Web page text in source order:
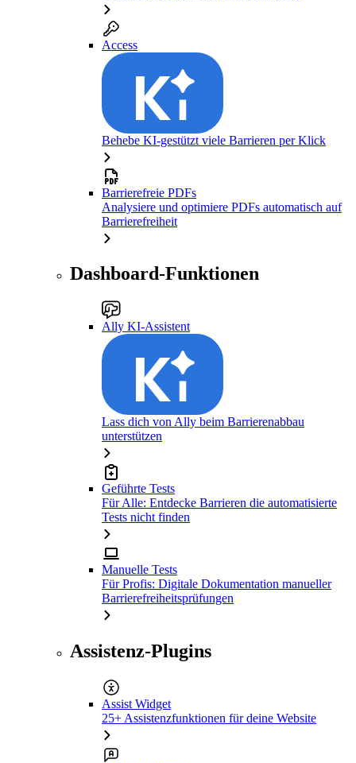
Access
Behebe KI-gestützt viele Barrieren per Klick
Barrierefreie PDFs
Analysiere und optimiere PDFs automatisch auf
Barrierefreiheit
Dashboard-Funktionen
Ally KI-Assistent
Lass dich von Ally beim Barrierenabbau
unterstützen
Geführte Tests
Für Alle: Entdecke Barrieren die automatisierte
Tests nicht finden
Manuelle Tests
Für Profis: Digitale Dokumentation manueller
Barrierefreiheitsprüfungen
Assistenz-Plugins
Assist Widget
25+ Assistenzfunktionen für deine Website